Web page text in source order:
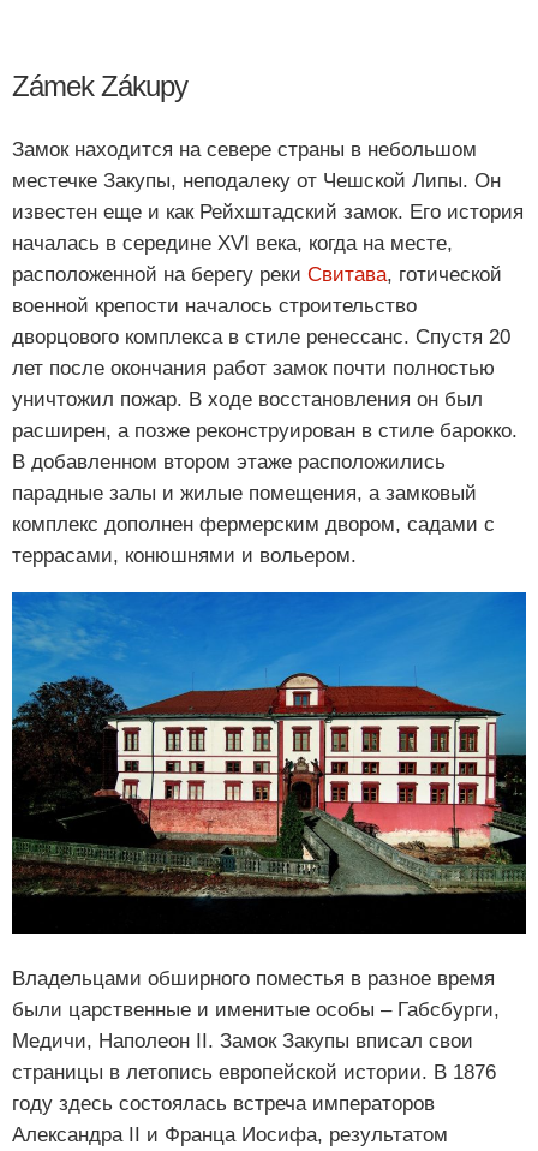
Zámek Zákupy
Замок находится на севере страны в небольшом
местечке Закупы, неподалеку от Чешской Липы. Он
известен еще и как Рейхштадский замок. Его история
началась в середине XVI века, когда на месте,
расположенной на берегу реки Свитава, готической
военной крепости началось строительство
дворцового комплекса в стиле ренессанс. Спустя 20
лет после окончания работ замок почти полностью
уничтожил пожар. В ходе восстановления он был
расширен, а позже реконструирован в стиле барокко.
В добавленном втором этаже расположились
парадные залы и жилые помещения, а замковый
комплекс дополнен фермерским двором, садами с
террасами, конюшнями и вольером.
Владельцами обширного поместья в разное время
были царственные и именитые особы – Габсбурги,
Медичи, Наполеон II. Замок Закупы вписал свои
страницы в летопись европейской истории. В 1876
году здесь состоялась встреча императоров
Александра II и Франца Иосифа, результатом